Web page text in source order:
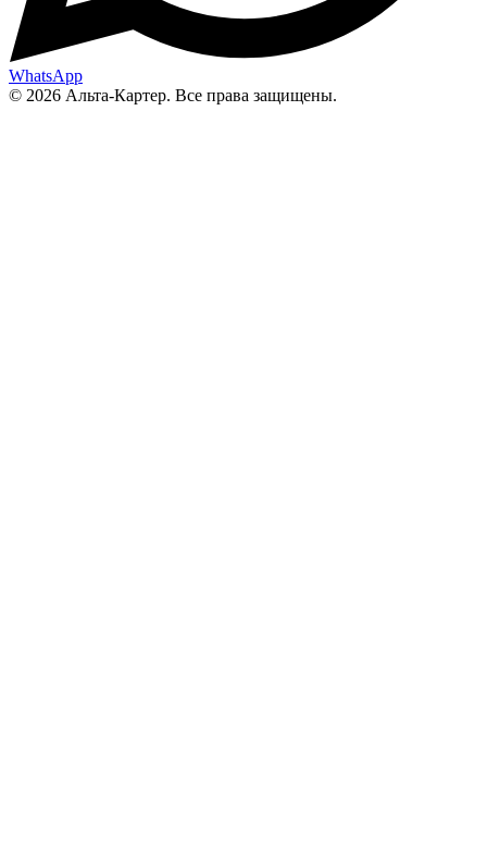
WhatsApp
© 2026 Альта-Картер. Все права защищены.